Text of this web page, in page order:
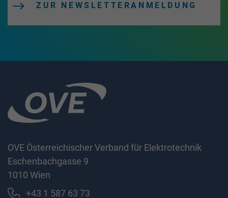
ZUR NEWSLETTERANMELDUNG
OVE Österreichischer Verband für Elektrotechnik
Eschenbachgasse 9
1010 Wien
+43 1 587 63 73